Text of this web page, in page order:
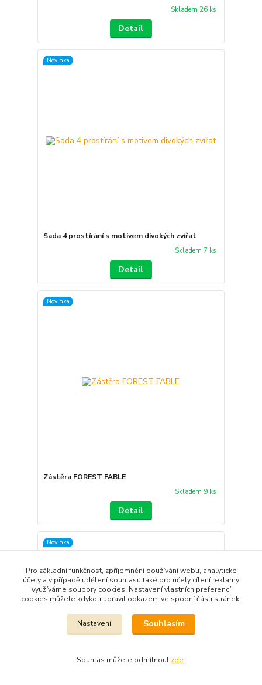
Skladem 26 ks
Detail
Novinka
Sada 4 prostírání s motivem divokých zvířat
Skladem 7 ks
Detail
Novinka
Zástěra FOREST FABLE
Skladem 9 ks
Detail
Novinka
Pro základní funkčnost, zpříjemnění používání webu, analytické
účely a v případě udělení souhlasu také pro účely cílení reklamy
využíváme soubory cookies. Nastavení vlastních preferencí
cookies můžete kdykoli upravit odkazem ve spodní části stránek.
Nastavení Souhlasím
Souhlas můžete odmítnout zde.